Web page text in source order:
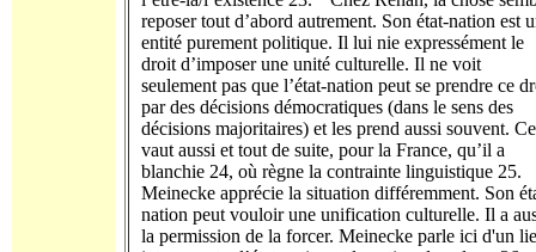
reposer tout d’abord autrement. Son état-nation est
entité purement politique. Il lui nie expressément le
droit d’imposer une unité culturelle. Il ne voit
seulement pas que l’état-nation peut se prendre ce
par des décisions démocratiques (dans le sens des
décisions majoritaires) et les prend aussi souvent.
vaut aussi et tout de suite, pour la France, qu’il a
blanchie 24, où règne la contrainte linguistique 25.
Meinecke apprécie la situation différemment. Son
nation peut vouloir une unification culturelle. Il a
la permission de la forcer. Meinecke parle ici d'un